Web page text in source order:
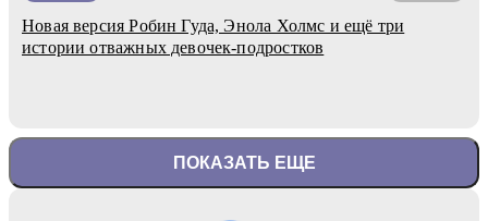
Новая версия Робин Гуда, Энола Холмс и ещё три
истории отважных девочек-подростков
ПОКАЗАТЬ ЕЩЕ